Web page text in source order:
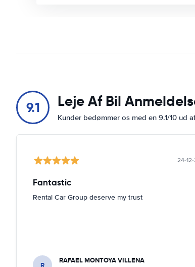
9.1 Leje Af Bil
Kunder bedømmer os med en 9.1/10 ud
24-
Fantastic
Rental Car Group deserve my trust
R RAFAEL MONTOYA VILLENA